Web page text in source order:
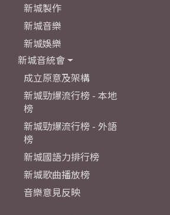
新城製作
新城音樂
新城娛樂
新城音統會
成立原意及架構
新城勁爆流行榜 - 本地
榜
新城勁爆流行榜 - 外語
榜
新城國語力排行榜
新城歌曲播放榜
音樂意見反映